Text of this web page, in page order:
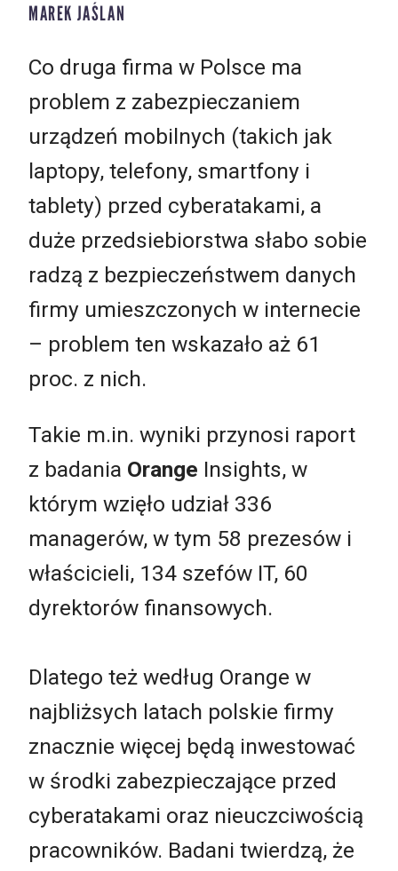
MAREK JAŚLAN
Co druga firma w Polsce ma
problem z zabezpieczaniem
urządzeń mobilnych (takich jak
laptopy, telefony, smartfony i
tablety) przed cyberatakami, a
duże przedsiebiorstwa słabo sobie
radzą z bezpieczeństwem danych
firmy umieszczonych w internecie
– problem ten wskazało aż 61
proc. z nich.
Takie m.in. wyniki przynosi raport
z badania Orange Insights, w
którym wzięło udział 336
managerów, w tym 58 prezesów i
właścicieli, 134 szefów IT, 60
dyrektorów finansowych.
Dlatego też według Orange w
najbliżsych latach polskie firmy
znacznie więcej będą inwestować
w środki zabezpieczające przed
cyberatakami oraz nieuczciwością
pracowników. Badani twierdzą, że